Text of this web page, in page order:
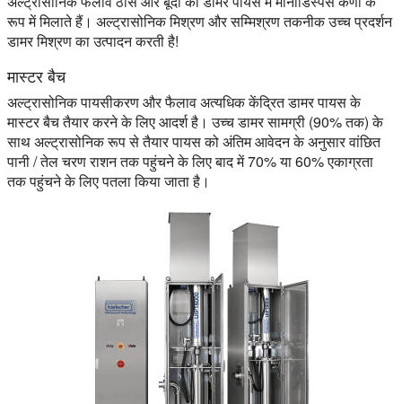
रूप में मिलाते हैं। अल्ट्रासोनिक मिश्रण और सम्मिश्रण तकनीक उच्च प्रदर्शन
डामर मिश्रण का उत्पादन करती है!
मास्टर बैच
अल्ट्रासोनिक पायसीकरण और फैलाव अत्यधिक केंद्रित डामर पायस के
मास्टर बैच तैयार करने के लिए आदर्श है। उच्च डामर सामग्री (90% तक) के
साथ अल्ट्रासोनिक रूप से तैयार पायस को अंतिम आवेदन के अनुसार वांछित
पानी / तेल चरण राशन तक पहुंचने के लिए बाद में 70% या 60% एकाग्रता
तक पहुंचने के लिए पतला किया जाता है।